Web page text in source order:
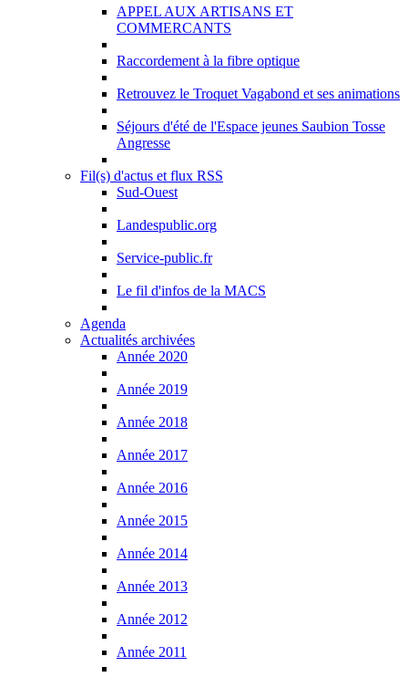
APPEL AUX ARTISANS ET
COMMERCANTS
Raccordement à la fibre optique
Retrouvez le Troquet Vagabond et ses animations
Séjours d'été de l'Espace jeunes Saubion Tosse
Angresse
Fil(s) d'actus et flux RSS
Sud-Ouest
Landespublic.org
Service-public.fr
Le fil d'infos de la MACS
Agenda
Actualités archivées
Année 2020
Année 2019
Année 2018
Année 2017
Année 2016
Année 2015
Année 2014
Année 2013
Année 2012
Année 2011